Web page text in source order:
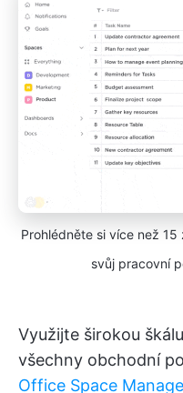
Prohlédněte si více než
svůj pracovní
Využijte širokou
všechny obchodní
Office Space